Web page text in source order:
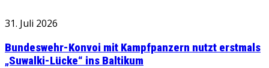
31. Juli 2026
Bundeswehr-Konvoi mit Kampfpanzern nutzt erstmals
„Suwalki-Lücke“ ins Baltikum